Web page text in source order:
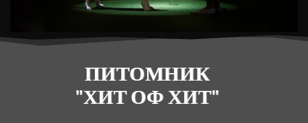
ПИТОМНИК
"ХИТ ОФ ХИТ"